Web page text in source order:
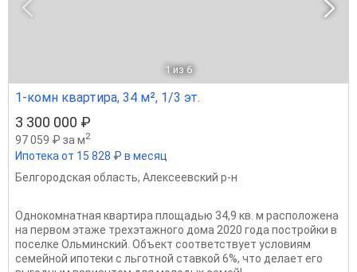
1 из 6
1-комн квартира, 34 м², 1/3 эт.
3 300 000 ₽
97 059 ₽ за м2
Ипотека от 15 828 ₽ в месяц
Белгородская область, Алексеевский р-н
Однокомнатная квартира площадью 34,9 кв. м расположена
на первом этаже трехэтажного дома 2020 года постройки в
поселке Ольминский. Объект соответствует условиям
семейной ипотеки с льготной ставкой 6%, что делает его